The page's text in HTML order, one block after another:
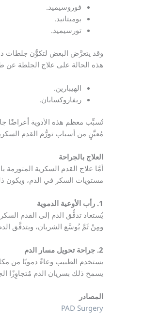
فوروسيميد.
بوميتانيد.
تورسيميد.
وقد يتعرَّض البعض لتكوُّن جلطات
هذه الحالة على علاج الجلطة عن
الهيبارين.
ريفاروكسابان.
تُسبِّب معظم هذه الأدوية أعراضًا
مُعيَّنٍ من أسباب تورُّم القدم
العلاج بالجراحة
أمَّا علاج القدم السكرية المتورمة
مستويات السكر في الدم، ويكون
1. رأب الأوعية الدموية
يُستعاد تدفُّق الدم إلى القدم
ومِنْ ثَمَّ يُوسَّع الشريان، ويتدفَّق
2. جراحة تحويل مسار الدم
يستخدم الطبيب وعاءً دمويًا من
يسمح ذلك بسريان الدم مُتجاوِزًا
المصادر
PAD Surgery